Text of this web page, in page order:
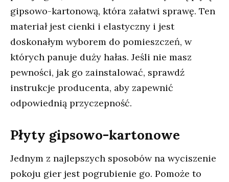
gipsowo-kartonową, która załatwi sprawę. Ten
materiał jest cienki i elastyczny i jest
doskonałym wyborem do pomieszczeń, w
których panuje duży hałas. Jeśli nie masz
pewności, jak go zainstalować, sprawdź
instrukcje producenta, aby zapewnić
odpowiednią przyczepność.
Płyty gipsowo-kartonowe
Jednym z najlepszych sposobów na wyciszenie
pokoju gier jest pogrubienie go. Pomoże to